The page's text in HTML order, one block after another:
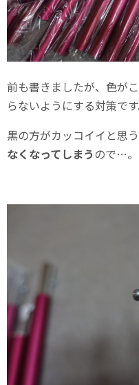
前も書きましたが、色が
らないようにする対策です
黒の方がカッコイイと思
なくなってしまう ので…。